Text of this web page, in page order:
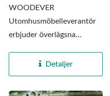
WOODEVER
Utomhusmöbelleverantör
erbjuder överlägsna
hängmatteställningar...
Detaljer